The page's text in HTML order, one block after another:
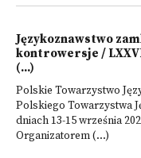
Językoznawstwo
kontrowersje /
(...)
Polskie Towarzystwo
Polskiego Towarzystwa
dniach 13-15 września
Organizatorem (...)